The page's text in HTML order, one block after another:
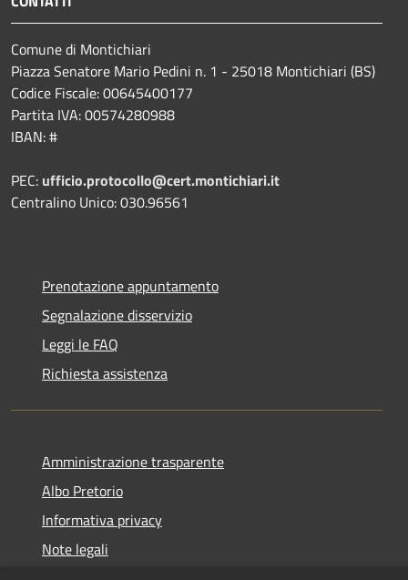
Comune di Montichiari
Piazza Senatore Mario Pedini n. 1 - 25018 Montichiari (BS)
Codice Fiscale: 00645400177
Partita IVA: 00574280988
IBAN: #
PEC: ufficio.protocollo@cert.montichiari.it
Centralino Unico: 030.96561
Prenotazione appuntamento
Segnalazione disservizio
Leggi le FAQ
Richiesta assistenza
Amministrazione trasparente
Albo Pretorio
Informativa privacy
Note legali